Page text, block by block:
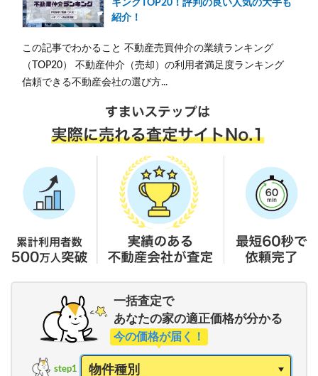
キングTOP20！評判の良い人気の大手も
紹介！
この記事でわかること 不動産売買仲介の業績ランキング
（TOP20） 不動産仲介（売却）の利用者満足度ランキング
信頼できる不動産会社の選び方...
一括査定で
あなたの家の適正価格が分かる
今の価格が届く！
step1